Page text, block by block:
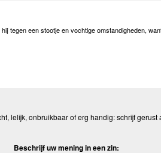
tegen een stootje en vochtige omstandigheden,
lelijk, onbruikbaar of erg handig: schrijf
Beschrijf uw mening in een zin: